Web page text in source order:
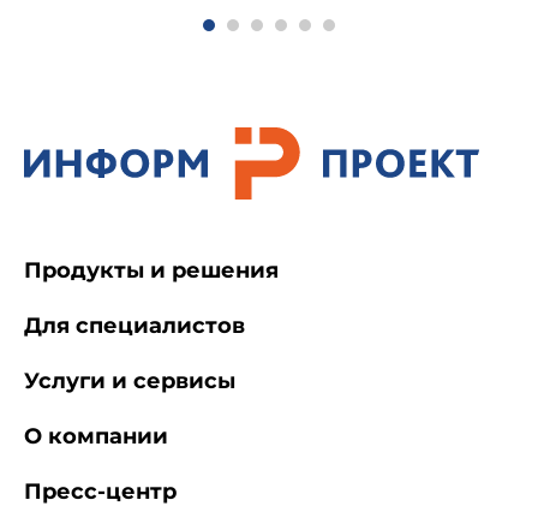
Продукты и решения
Для специалистов
Услуги и сервисы
О компании
Пресс-центр